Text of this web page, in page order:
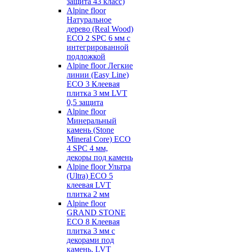
Alpine floor
Натуральное
дерево (Real Wood)
ECO 2 SPC 6 мм с
интегрированной
подложкой
Alpine floor Легкие
линии (Easy Line)
ECO 3 Клеевая
плитка 3 мм LVT
0,5 защита
Alpine floor
Минеральный
камень (Stone
Mineral Core) ECO
4 SPC 4 мм,
декоры под камень
Alpine floor Ультра
(Ultra) ECO 5
клеевая LVT
плитка 2 мм
Alpine floor
GRAND STONE
ECO 8 Клеевая
плитка 3 мм с
декорами под
камень, LVT